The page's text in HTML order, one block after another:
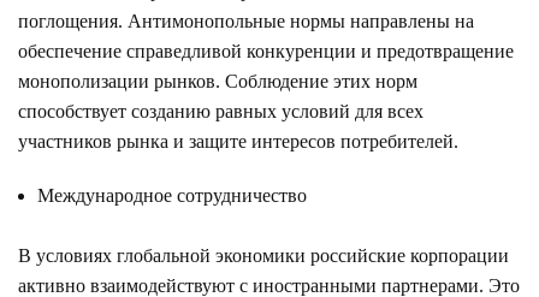
поглощения. Антимонопольные нормы направлены на
обеспечение справедливой конкуренции и предотвращение
монополизации рынков. Соблюдение этих норм
способствует созданию равных условий для всех
участников рынка и защите интересов потребителей.
Международное сотрудничество
В условиях глобальной экономики российские корпорации
активно взаимодействуют с иностранными партнерами. Это